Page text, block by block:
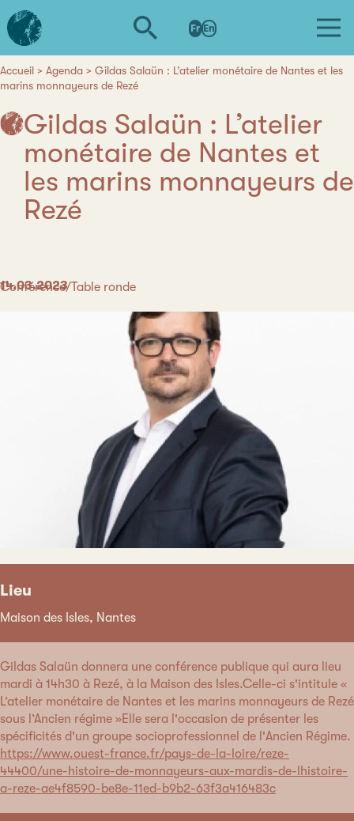
Aller
au
contenu
L'institut
d'études
avancées
de
Nantes
Fr En
Fil
d'Ariane
Accueil Agenda
Gildas Salaün : L’atelier monétaire de Nantes et les
marins monnayeurs de Rezé
Gildas Salaün : L’atelier
monétaire de Nantes et
les marins monnayeurs de
Rezé
Date
14.03.2023
Catégorie
Conférence/Table ronde
Lieu
Maison des Isles, Nantes
Gildas Salaün donnera une conférence publique qui aura lieu
mardi à 14h30 à Rezé, à la Maison des Isles.Celle-ci s'intitule «
L’atelier monétaire de Nantes et les marins monnayeurs de Rezé
sous l’Ancien régime »Elle sera l'occasion de présenter les
spécificités d'un groupe socioprofessionnel de l'Ancien Régime.
https://www.ouest-france.fr/pays-de-la-loire/reze-
44400/une-histoire-de-monnayeurs-aux-mardis-de-lhistoire-
a-reze-ae4f8590-be8e-11ed-b9b2-63f3a416483c